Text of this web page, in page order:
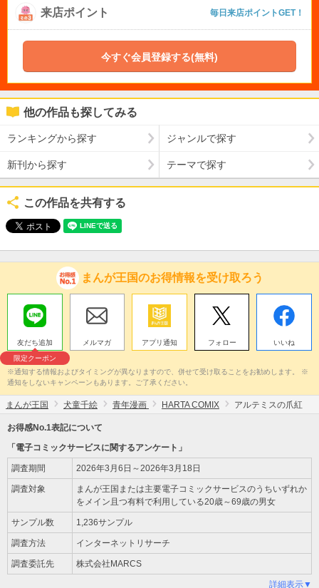
来店ポイント 毎日来店ポイントGET！
今すぐ会員登録する(無料)
他の作品も探してみる
ランキングから探す ジャンルで探す
新刊から探す テーマで探す
この作品を共有する
まんが王国のお得情報を受け取ろう
友だち追加
限定クーポン
メルマガ アプリ通知 フォロー いいね
※通知する情報およびタイミングが異なりますので、併せて受け取ることをお勧めします。 ※
通知をしないキャンペーンもあります。ご了承ください。
まんが王国 犬童千絵 青年漫画 HARTA COMIX アルテミスの爪紅
お得感No.1表記について
「電子コミックサービスに関するアンケート」
調査期間 2026年3月6日～2026年3月18日
調査対象
まんが王国または主要電子コミックサービスのうちいずれか
をメイン且つ有料で利用している20歳～69歳の男女
サンプル数 1,236サンプル
調査方法 インターネットリサーチ
調査委託先 株式会社MARCS
詳細表示▼